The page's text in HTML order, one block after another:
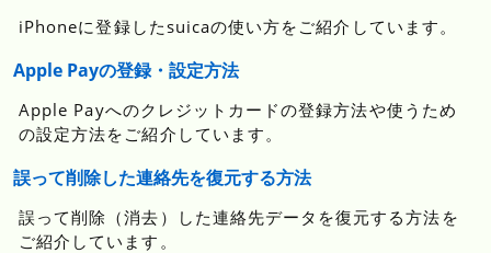
iPhoneに登録したsuicaの使い方をご紹介しています。
Apple Payの登録・設定方法
Apple Payへのクレジットカードの登録方法や使うため
の設定方法をご紹介しています。
誤って削除した連絡先を復元する方法
誤って削除（消去）した連絡先データを復元する方法を
ご紹介しています。